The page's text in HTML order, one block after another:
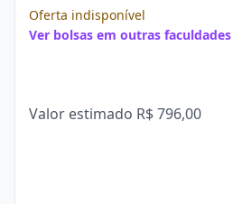
Oferta indisponível
Ver bolsas em outras faculdades
Valor estimado R$ 796,00